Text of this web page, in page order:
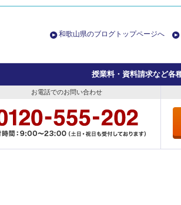
和歌山県のブログトップページへ
授業料・資料請求など各
お電話でのお問い合わせ